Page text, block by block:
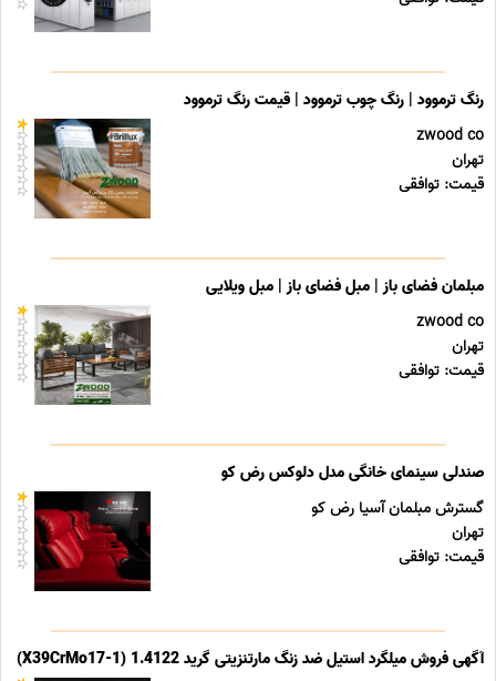
رنگ ترموود | رنگ چوب ترموود | قیمت رنگ ترموود
zwood co
تهران
قیمت: توافقی
مبلمان فضای باز | مبل فضای باز | مبل ویلایی
zwood co
تهران
قیمت: توافقی
صندلی سینمای خانگی مدل دلوکس رض کو
گسترش مبلمان آسیا رض کو
تهران
قیمت: توافقی
آگهی فروش میلگرد استیل ضد زنگ مارتنزیتی گرید 1.4122 (X39CrMo17-1)